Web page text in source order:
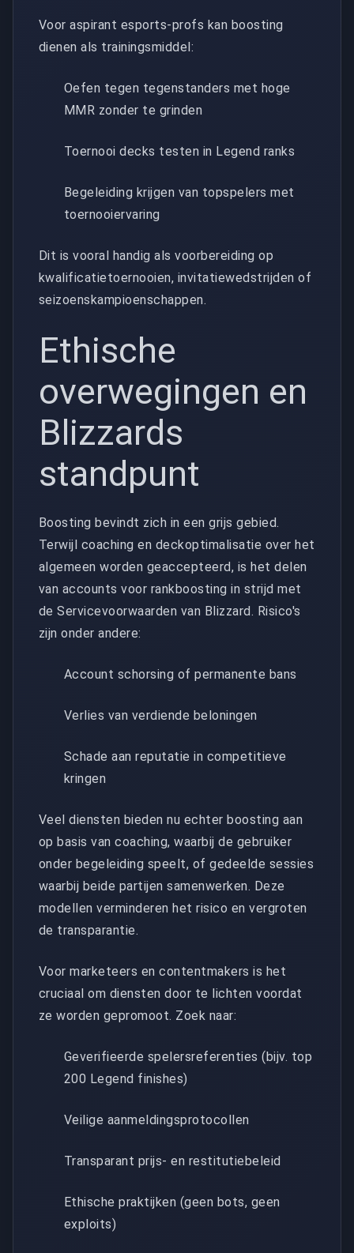
Voor aspirant esports-profs kan boosting
dienen als trainingsmiddel:
Oefen tegen tegenstanders met hoge
MMR zonder te grinden
Toernooi decks testen in Legend ranks
Begeleiding krijgen van topspelers met
toernooiervaring
Dit is vooral handig als voorbereiding op
kwalificatietoernooien, invitatiewedstrijden of
seizoenskampioenschappen.
Ethische
overwegingen en
Blizzards
standpunt
Boosting bevindt zich in een grijs gebied.
Terwijl coaching en deckoptimalisatie over het
algemeen worden geaccepteerd, is het delen
van accounts voor rankboosting in strijd met
de Servicevoorwaarden van Blizzard. Risico's
zijn onder andere:
Account schorsing of permanente bans
Verlies van verdiende beloningen
Schade aan reputatie in competitieve
kringen
Veel diensten bieden nu echter boosting aan
op basis van coaching, waarbij de gebruiker
onder begeleiding speelt, of gedeelde sessies
waarbij beide partijen samenwerken. Deze
modellen verminderen het risico en vergroten
de transparantie.
Voor marketeers en contentmakers is het
cruciaal om diensten door te lichten voordat
ze worden gepromoot. Zoek naar:
Geverifieerde spelersreferenties (bijv. top
200 Legend finishes)
Veilige aanmeldingsprotocollen
Transparant prijs- en restitutiebeleid
Ethische praktijken (geen bots, geen
exploits)